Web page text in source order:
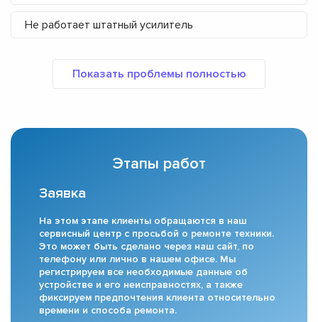
Не работает штатный усилитель
Этапы работ
Заявка
На этом этапе клиенты обращаются в наш
сервисный центр с просьбой о ремонте техники.
Это может быть сделано через наш сайт, по
телефону или лично в нашем офисе. Мы
регистрируем все необходимые данные об
устройстве и его неисправностях, а также
фиксируем предпочтения клиента относительно
времени и способа ремонта.